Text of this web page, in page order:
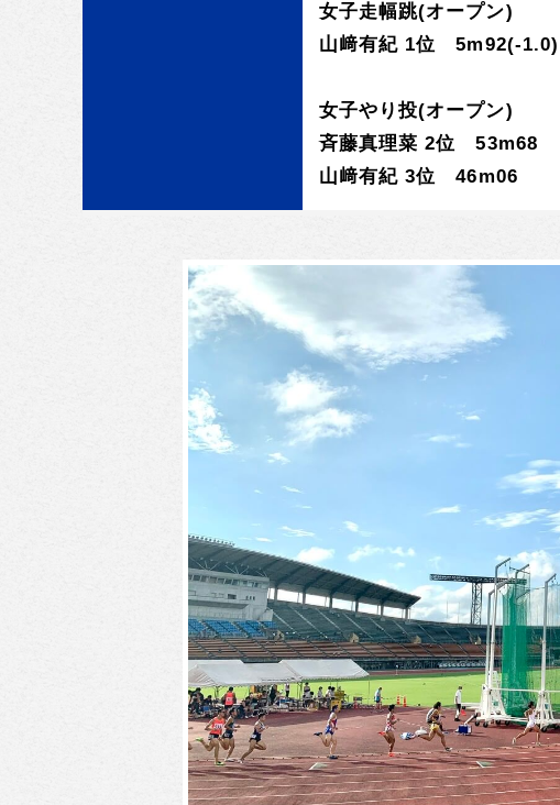
女子走幅跳(オープン)
山﨑有紀 1位 5m92(-1.0)
女子やり投(オープン)
斉藤真理菜 2位 53m68
山﨑有紀 3位 46m06